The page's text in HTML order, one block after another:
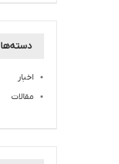
دسته‌ها
اخبار
مقالات